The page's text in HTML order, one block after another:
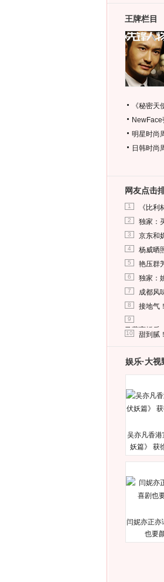
王牌栏目
《秘密
NewFace
明星时尚
日韩时尚
网友点击
1 《比
2 独家：
3 京东和
4 杨威晒
5 艳压群
6 独家：
7 成都风
8 接地气
9
马蓉离婚后
10 甜到腻
娱乐·大视
吴亦凡香
妖篇》 获
闫妮亦正亦
也要